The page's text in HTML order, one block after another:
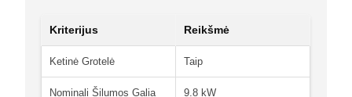
Kriterijus Reikšmė
Ketinė Grotelė Taip
Nominali Šilumos Galia 9.8 kW